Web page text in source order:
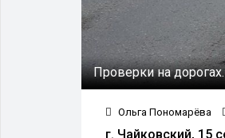
Проверки на
Ольга Пономарёва
г. Чайковский, 15